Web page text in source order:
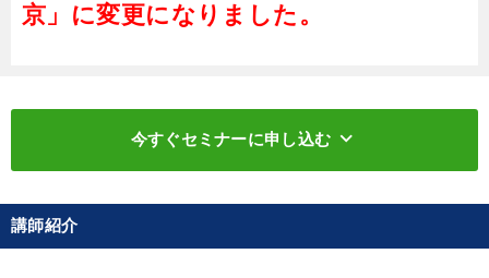
京」に変更になりました。
今すぐセミナーに申し込む keyboard_arrow_down
講師紹介